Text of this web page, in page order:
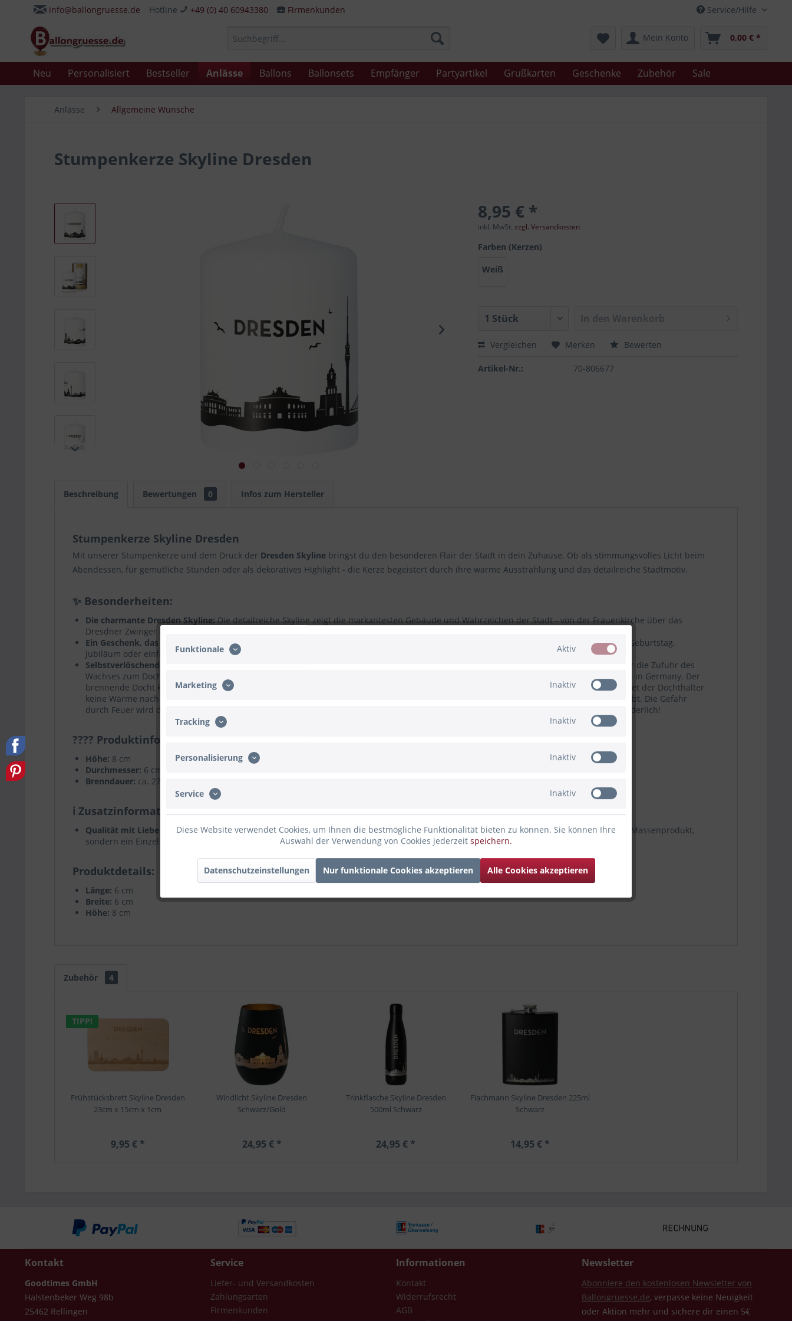
Service/Hilfe
info@ballongruesse.de Hotline +49 (0) 40 60943380 Firmenkunden
Mein Konto 0,00 € *
Neu Personalisiert Bestseller Anlässe Ballons Ballonsets Empfänger Partyartikel Grußkarten Geschenke Zubehör Sale
Anlässe Allgemeine Wünsche
Stumpenkerze Skyline Dresden
8,95 € *
inkl. MwSt.zzgl. Versandkosten
Farben (Kerzen)
Weiß
Vergleichen Merken Bewerten
Artikel-Nr.: 70-806677
Beschreibung Bewertungen 0 Infos zum Hersteller
Stumpenkerze Skyline Dresden
Mit unserer Stumpenkerze und dem Druck der Dresden Skyline bringst du den besonderen Flair der Stadt in dein Zuhause. Ob als stimmungsvolles Licht beim
Abendessen, für gemütliche Stunden oder als dekoratives Highlight - die Kerze begeistert durch ihre warme Ausstrahlung und das detailreiche Stadtmotiv.
✨ Besonderheiten
Die charmante Dresden Skyline: Die detailreiche Skyline zeigt die markantesten Gebäude und Wahrzeichen der Stadt - von der Frauenkirche über das
Dresdner Zwinger bis hin zum Fernsehturm. Jedes Mal beim Blick darauf, spürt man ein kleines Stück Dresden.
Ein Geschenk, das verbindet:
Ideal für Fans der Stadt oder für alle, die ein besonderes Andenken an Dresden verschenken möchten. Ob Geburtstag,
Jubiläum oder einfach als liebevolle Aufmerksamkeit - diese Stumpenkerze passt immer.
Selbstverlöschende Stumpenkerze:
Unsere bedruckten Kerzen sind selbstverlöschende Stumpenkerzen mit integriertem Dochthalter, der die Zufuhr des
Wachses zum Docht stoppt und somit die Kerze "erstickt". Dieses innovative und patentierte System ist DEKRA geprüft und zu 100% made in Germany. Der
brennende Docht kann aufgrund des integrierten Dochthalters nicht umkippen und erlischt nach dem Abbrennen von alleine. Zudem leitet der Dochthalter
keine Wärme nach unten ab. Den Kerzenhalter kann man stets rückstandslos reinigen, da kein flüssiges Wachs auf den Tellern zurückbleibt. Die Gefahr
durch Feuer wird dadurch erheblich minimiert. Dennoch gilt natürlich: Nicht für Kinder geeignet, die Aufsicht durch Erwachsene ist erforderlich!
???? Produktinformationen
Höhe: 8 cm
Durchmesser: 6 cm
Brenndauer: ca. 27 Stunden
ℹ️ Zusatzinformationen
Qualität mit Liebe zum Detail:Jede Stumpenkerze wird von uns selbst gestaltet und mit einem modernen Druckverfahren veredelt. Kein Massenprodukt,
sondern ein Einzelstück, das mit Sorgfalt hergestellt wird.
Produktdetails
Länge: 6 cm
Breite: 6 cm
Höhe: 8 cm
Zubehör 4
TIPP!
Frühstücksbrett Skyline Dresden
23cm x 15cm x 1cm
9,95 € *
Windlicht Skyline Dresden
Schwarz/Gold
24,95 € *
Trinkflasche Skyline Dresden
500ml Schwarz
24,95 € *
Flachmann Skyline Dresden 225ml
Schwarz
14,95 € *
Kontakt
Goodtimes GmbH
Halstenbeker Weg 98b
25462 Rellingen
Service
Liefer- und Versandkosten
Zahlungsarten
Firmenkunden
Informationen
Kontakt
Widerrufsrecht
AGB
Newsletter
Abonniere den kostenlosen Newsletter von
Ballongruesse.de, verpasse keine Neuigkeit
oder Aktion mehr und sichere dir einen 5€
Funktionale Aktiv
Marketing Inaktiv
Tracking Inaktiv
Personalisierung Inaktiv
Service Inaktiv
Diese Website verwendet Cookies, um Ihnen die bestmögliche Funktionalität bieten zu können. Sie können Ihre
Auswahl der Verwendung von Cookies jederzeit speichern.
Datenschutzeinstellungen Nur funktionale Cookies akzeptieren Alle Cookies akzeptieren